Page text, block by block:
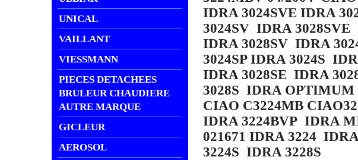
UNICAL
VAILLANT
VIESSMANN
PIECES DETACHEES
BRULEUR CHAUDIERE
AUTRE MARQUE
GICLEUR
AEROSOL
IDRA 3024SVE IDRA
3024SV IDRA 3028SVE
IDRA 3028SV IDRA
3024SP IDRA 3024S
IDRA 3028SE IDRA
3028S IDRA OPTIMUM
CIAO C3224MB
IDRA 3224BVP IDRA
021671 IDRA 3224
3224S IDRA 3228S